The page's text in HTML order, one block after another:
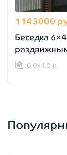
1143000
Беседка
6,0х4,0 м.